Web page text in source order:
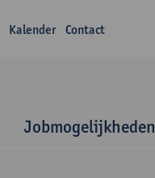
Kalender Contact
Jobmogelijkheden